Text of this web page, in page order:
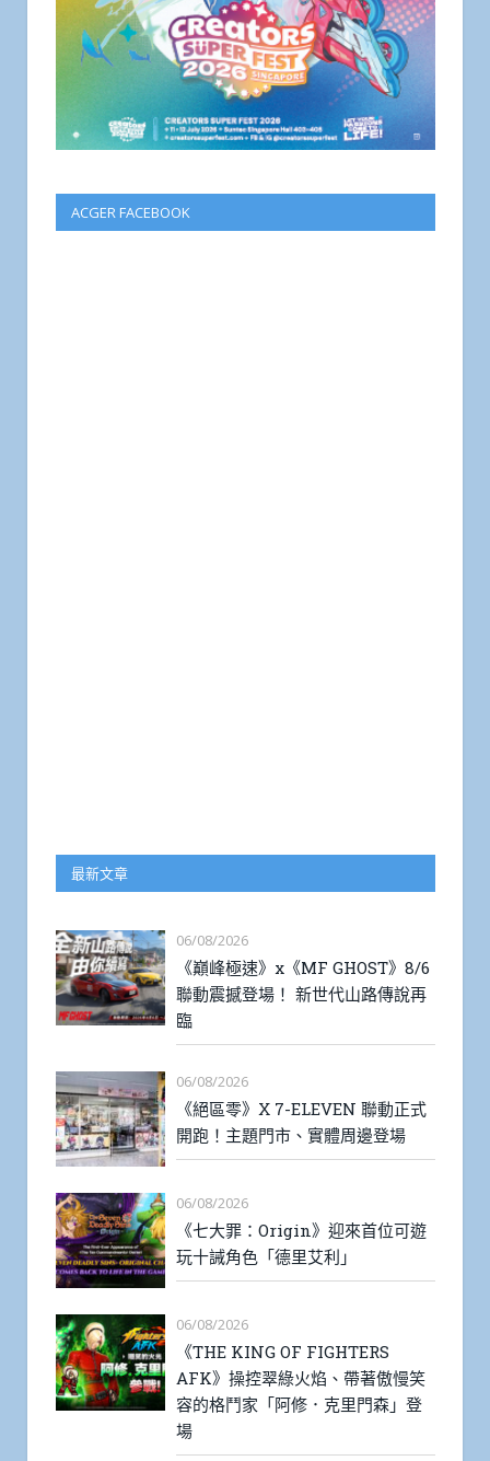
ACGER FACEBOOK
最新文章
06/08/2026
《巔峰極速》x《MF GHOST》8/6
聯動震撼登場！ 新世代山路傳說再
臨
06/08/2026
《絕區零》X 7-ELEVEN 聯動正式
開跑！主題門市、實體周邊登場
06/08/2026
《七大罪：Origin》迎來首位可遊
玩十誡角色「德里艾利」
06/08/2026
《THE KING OF FIGHTERS
AFK》操控翠綠火焰、帶著傲慢笑
容的格鬥家「阿修．克里門森」登
場